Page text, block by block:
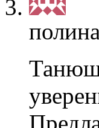
полина